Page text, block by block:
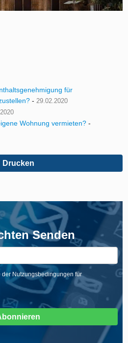
für
- 29.02.2020
Wohnung vermieten? -
Drucken
Senden
der Nutzungsbedingungen für